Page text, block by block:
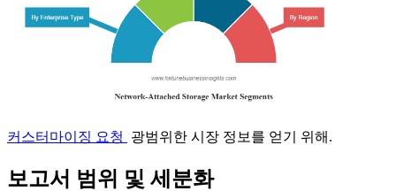
커스터마이징 요청 광범위한 시장 정보를 얻기 위해.
보고서 범위 및 세분화